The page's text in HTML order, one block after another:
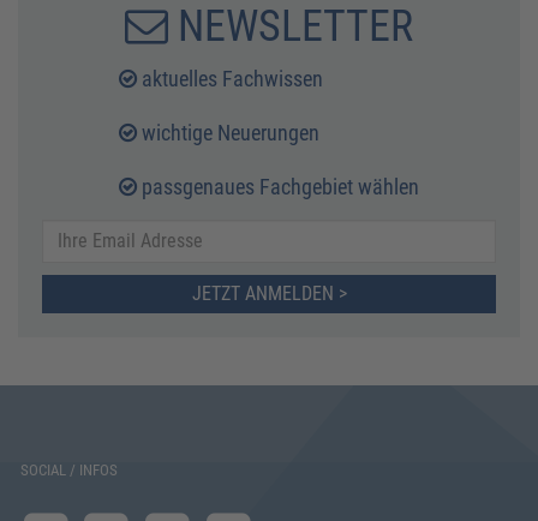
NEWSLETTER
aktuelles Fachwissen
wichtige Neuerungen
passgenaues Fachgebiet wählen
JETZT ANMELDEN >
SOCIAL / INFOS